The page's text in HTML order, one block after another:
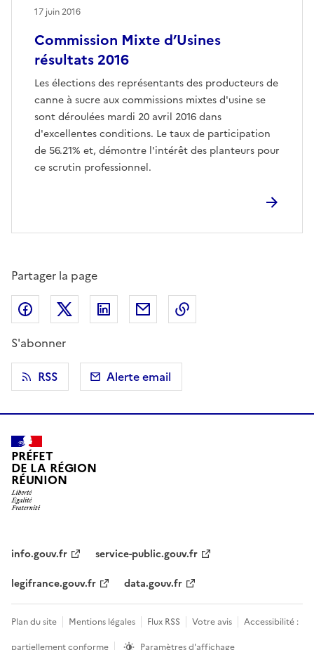
Commission Mixte d’Usines
résultats 2016
Les élections des représentants des producteurs de
canne à sucre aux commissions mixtes d'usine se
sont déroulées mardi 20 avril 2016 dans
d'excellentes conditions. Le taux de participation
de 56.21% et, démontre l'intérêt des planteurs pour
ce scrutin professionnel.
17 juin 2016
Partager la page
Partager sur Facebook
Partager sur X (anciennement Twitter)
Partager sur LinkedIn
Partager par email
S'abonner
RSS
Alerte email
PRÉFET
DE LA RÉGION
RÉUNION
info.gouv.fr
service-public.gouv.fr
legifrance.gouv.fr
data.gouv.fr
Plan du site Mentions légales Flux RSS Votre avis
Accessibilité :